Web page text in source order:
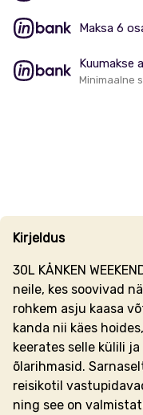
Maksa 6
Kuumakse
Minimaalne
Kirjeldus
30L KÅNKEN
neile, kes soovivad
rohkem asju kaasa
kanda nii käes
keerates selle külili
õlarihmasid.
reisikotil
ning see on